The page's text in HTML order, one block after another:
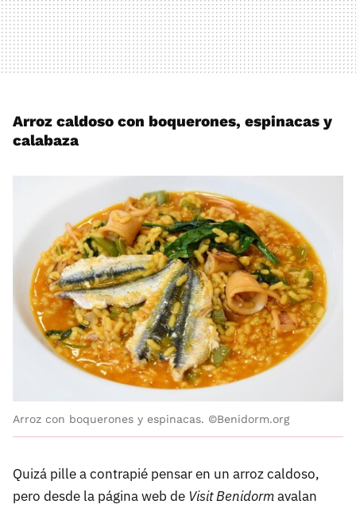
Arroz caldoso con boquerones, espinacas y
calabaza
Arroz con boquerones y espinacas. ©Benidorm.org
Quizá pille a contrapié pensar en un arroz caldoso,
pero desde la página web de Visit Benidormavalan